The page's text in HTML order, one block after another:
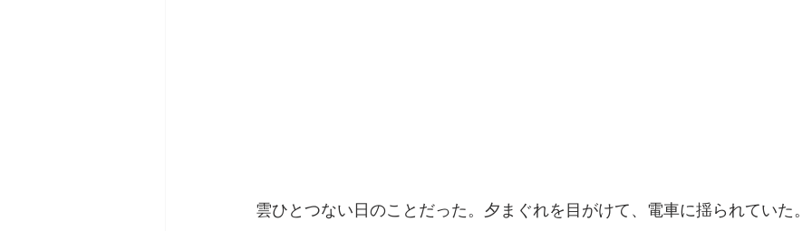
雲ひとつない日のことだった。夕まぐれを目がけて、電車に揺られていた。